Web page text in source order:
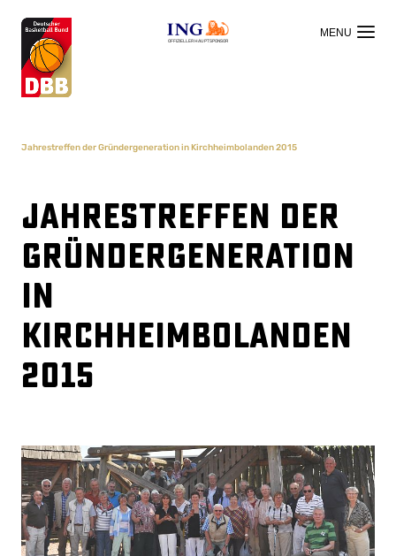
OFFIZIELLER HAUPTSPONSOR
Jahrestreffen der Gründergeneration in Kirchheimbolanden 2015
Jahrestreffen der
Gründergeneration
in
Kirchheimbolanden
2015